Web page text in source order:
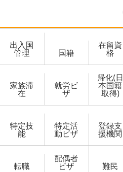
出入国
管理 国籍
在留資
格
家族滞
在
就労ビ
ザ
帰化(日
本国籍
取得)
特定技
能
特定活
動ビザ
登録支
援機関
転職
配偶者
ビザ 難民